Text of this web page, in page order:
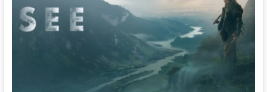
comenzado
mejor